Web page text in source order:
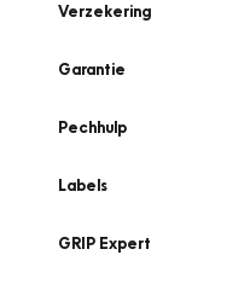
Verzekering
Garantie
Pechhulp
Labels
GRIP Expert